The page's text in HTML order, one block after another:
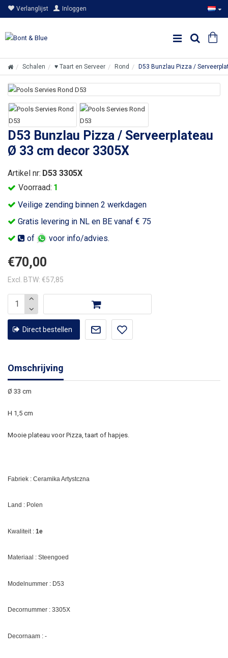
Verlanglijst Inloggen
Schalen ♥ Taart en Serveer Rond D53 Bunzlau Pizza /
D53 Bunzlau Pizza / Serveerplateau
Ø 33 cm decor 3305X
Veilige zending binnen 2 werkdagen
Gratis levering in NL en BE vanaf € 75
of
voor info/advies.
Voorraad: 1
Artikel nr: D53 3305X
€70,00
Excl. BTW: €57,85
Direct bestellen
Omschrijving
Ø 33 cm
H 1,5 cm
Mooie plateau voor Pizza, taart of hapjes.
Fabriek : Ceramika Artystczna
Land : Polen
Kwaliteit : 1e
Materiaal : Steengoed
Modelnummer : D53
Decornummer : 3305X
Decornaam : -